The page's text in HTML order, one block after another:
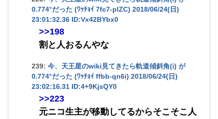
0.774°だった (ﾜｯﾁｮｲ 7fc7-plZC) 2018/06/24(日)
23:01:32.36 ID:Vx42BYbx0
>>198
割と人おるんやな
239: 今、天王星のwiki見てきたら軌道傾斜角(i) が
0.774°だった (ﾜｯﾁｮｲ ffbb-qn6i) 2018/06/24(日)
23:02:16.31 ID:4+9KjsQY0
>>223
元ニコ生主が移動してるからそこそこ人